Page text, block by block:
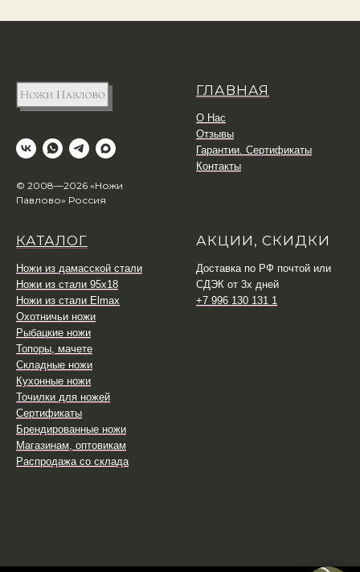
© 2008—2026 «Ножи
Павлово» Россия
ГЛАВНАЯ
О Нас
Отзывы
Гарантии. Сертификаты
Контакты
КАТАЛОГ
Ножи из дамасской стали
Ножи из стали 95х18
Ножи из стали Elmax
Охотничьи ножи
Рыбацкие ножи
Топоры, мачете
Складные ножи
Кухонные ножи
Точилки для ножей
Сертификаты
Брендированные ножи
Магазинам, оптовикам
Распродажа со склада
АКЦИИ, СКИДКИ
Доставка по РФ почтой или
СДЭК от 3х дней
+7 996 130 131 1